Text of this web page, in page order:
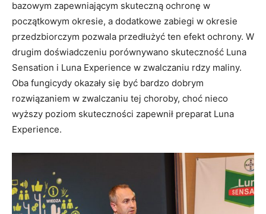
bazowym zapewniającym skuteczną ochronę w
początkowym okresie, a dodatkowe zabiegi w okresie
przedzbiorczym pozwala przedłużyć ten efekt ochrony. W
drugim doświadczeniu porównywano skuteczność Luna
Sensation i Luna Experience w zwalczaniu rdzy maliny.
Oba fungicydy okazały się być bardzo dobrym
rozwiązaniem w zwalczaniu tej choroby, choć nieco
wyższy poziom skuteczności zapewnił preparat Luna
Experience.